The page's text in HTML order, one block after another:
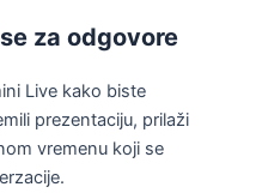
za odgovore
Live kako biste
prezentaciju, prilaži
vremenu koji se